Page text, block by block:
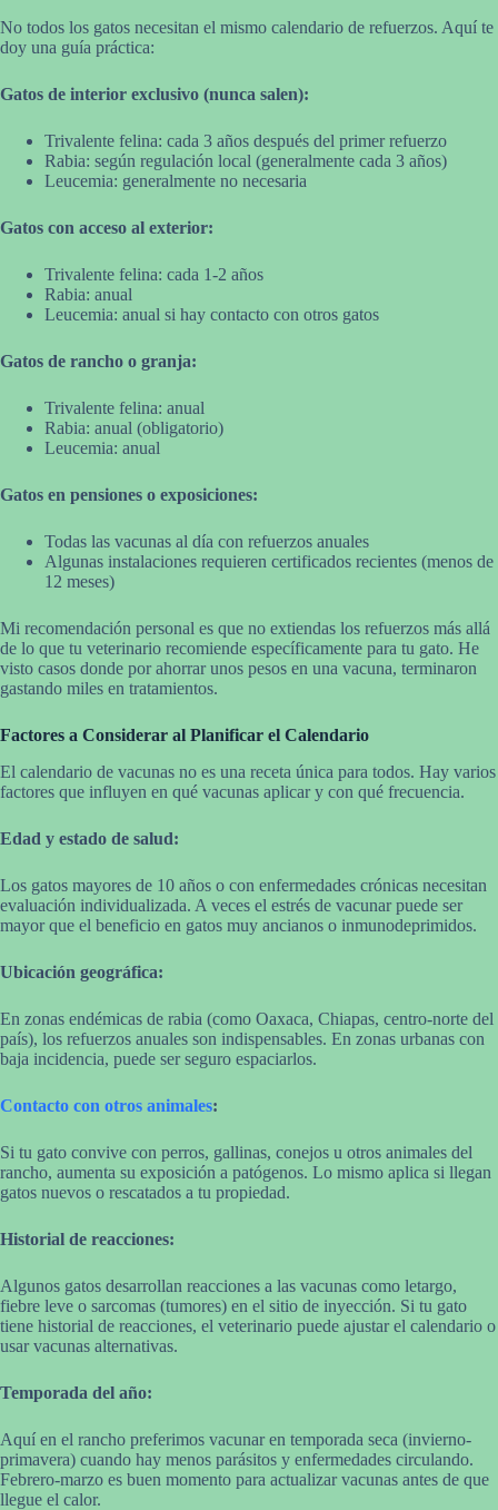
No todos los gatos necesitan el mismo calendario de refuerzos. Aquí te
doy una guía práctica:
Gatos de interior exclusivo (nunca salen):
Trivalente felina: cada 3 años después del primer refuerzo
Rabia: según regulación local (generalmente cada 3 años)
Leucemia: generalmente no necesaria
Gatos con acceso al exterior:
Trivalente felina: cada 1-2 años
Rabia: anual
Leucemia: anual si hay contacto con otros gatos
Gatos de rancho o granja:
Trivalente felina: anual
Rabia: anual (obligatorio)
Leucemia: anual
Gatos en pensiones o exposiciones:
Todas las vacunas al día con refuerzos anuales
Algunas instalaciones requieren certificados recientes (menos de
12 meses)
Mi recomendación personal es que no extiendas los refuerzos más allá
de lo que tu veterinario recomiende específicamente para tu gato. He
visto casos donde por ahorrar unos pesos en una vacuna, terminaron
gastando miles en tratamientos.
Factores a Considerar al Planificar el Calendario
El calendario de vacunas no es una receta única para todos. Hay varios
factores que influyen en qué vacunas aplicar y con qué frecuencia.
Edad y estado de salud:
Los gatos mayores de 10 años o con enfermedades crónicas necesitan
evaluación individualizada. A veces el estrés de vacunar puede ser
mayor que el beneficio en gatos muy ancianos o inmunodeprimidos.
Ubicación geográfica:
En zonas endémicas de rabia (como Oaxaca, Chiapas, centro-norte del
país), los refuerzos anuales son indispensables. En zonas urbanas con
baja incidencia, puede ser seguro espaciarlos.
Contacto con otros animales:
Si tu gato convive con perros, gallinas, conejos u otros animales del
rancho, aumenta su exposición a patógenos. Lo mismo aplica si llegan
gatos nuevos o rescatados a tu propiedad.
Historial de reacciones:
Algunos gatos desarrollan reacciones a las vacunas como letargo,
fiebre leve o sarcomas (tumores) en el sitio de inyección. Si tu gato
tiene historial de reacciones, el veterinario puede ajustar el calendario o
usar vacunas alternativas.
Temporada del año:
Aquí en el rancho preferimos vacunar en temporada seca (invierno-
primavera) cuando hay menos parásitos y enfermedades circulando.
Febrero-marzo es buen momento para actualizar vacunas antes de que
llegue el calor.